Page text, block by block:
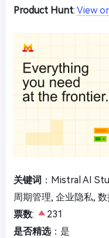
Product Hunt: View
关键词 ：Mistral AI
周期管理, 企业隐私,
票数:
231
是否精选：是